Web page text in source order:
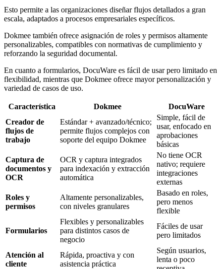
Esto permite a las organizaciones diseñar flujos detallados a gran
escala, adaptados a procesos empresariales específicos.
Dokmee también ofrece asignación de roles y permisos altamente
personalizables, compatibles con normativas de cumplimiento y
reforzando la seguridad documental.
En cuanto a formularios, DocuWare es fácil de usar pero limitado en
flexibilidad, mientras que Dokmee ofrece mayor personalización y
variedad de casos de uso.
Característica Dokmee
DocuWare
Creador de
flujos de
trabajo
Estándar + avanzado/técnico;
permite flujos complejos con
soporte del equipo Dokmee
Simple, fácil de
usar, enfocado en
aprobaciones
básicas
Captura de
documentos y
OCR
OCR y captura integrados
para indexación y extracción
automática
No tiene OCR
nativo; requiere
integraciones
externas
Roles y
permisos
Altamente personalizables,
con niveles granulares
Basado en roles,
pero menos
flexible
Formularios
Flexibles y personalizables
para distintos casos de
negocio
Fáciles de usar
pero limitados
Atención al
cliente
Rápida, proactiva y con
asistencia práctica
Según usuarios,
lenta o poco